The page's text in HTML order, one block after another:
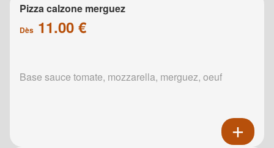
Pizza calzone merguez
Dès 11.00 €
Base sauce tomate, mozzarella, merguez, oeuf